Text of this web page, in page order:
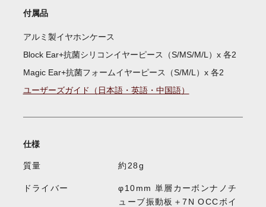
付属品
アルミ製イヤホンケース
Block Ear+抗菌シリコンイヤーピース（S/MS/M/L）x 各2
Magic Ear+抗菌フォームイヤーピース（S/M/L）x 各2
ユーザーズガイド（日本語・英語・中国語）
仕様
質量 約28g
ドライバー
φ10mm 単層カーボンナノチ
ューブ振動板＋7N OCCボイ